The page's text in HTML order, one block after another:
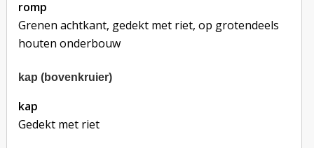
romp
Grenen achtkant, gedekt met riet, op grotendeels
houten onderbouw
kap (bovenkruier)
kap
Gedekt met riet